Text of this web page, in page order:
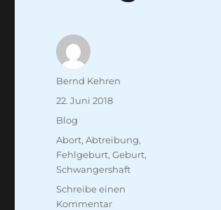
Autor
Bernd Kehren
Veröffentlicht
am
22. Juni 2018
Kategorien
Blog
Schlagwörter
Abort,Abtreibung,
Fehlgeburt,Geburt,
Schwangershaft
Schreibe einen
Kommentarzu